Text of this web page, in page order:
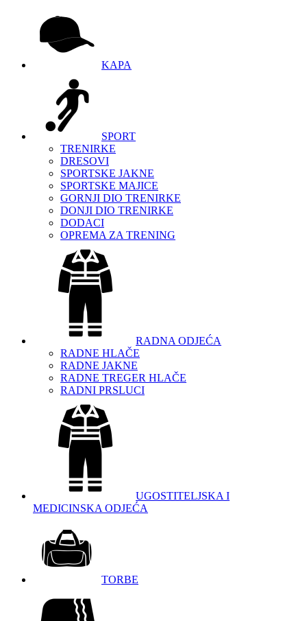
KAPA
SPORT
TRENIRKE
DRESOVI
SPORTSKE JAKNE
SPORTSKE MAJICE
GORNJI DIO TRENIRKE
DONJI DIO TRENIRKE
DODACI
OPREMA ZA TRENING
RADNA ODJEĆA
RADNE HLAČE
RADNE JAKNE
RADNE TREGER HLAČE
RADNI PRSLUCI
UGOSTITELJSKA I
MEDICINSKA ODJEĆA
TORBE